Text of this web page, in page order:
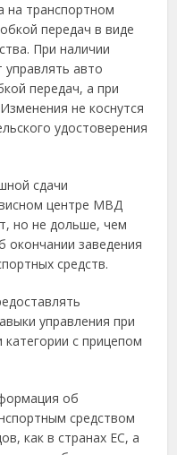
на транспортном
передач в виде
При наличии
управлять авто
передач, а при
не коснутся
удостоверения
сдачи
центре МВД
но не дольше, чем
окончании заведения
средств.
управления при
с прицепом
об
средством
как в странах ЕС, а